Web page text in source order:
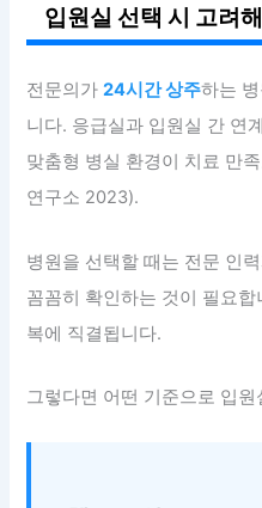
입원실 선택 시 고려
전문의가24시간 상주하는
니다. 응급실과 입원실 간 연
맞춤형 병실 환경이 치료 만
연구소 2023).
병원을 선택할 때는 전문 인
꼼꼼히 확인하는 것이 필요
복에 직결됩니다.
그렇다면 어떤 기준으로 입